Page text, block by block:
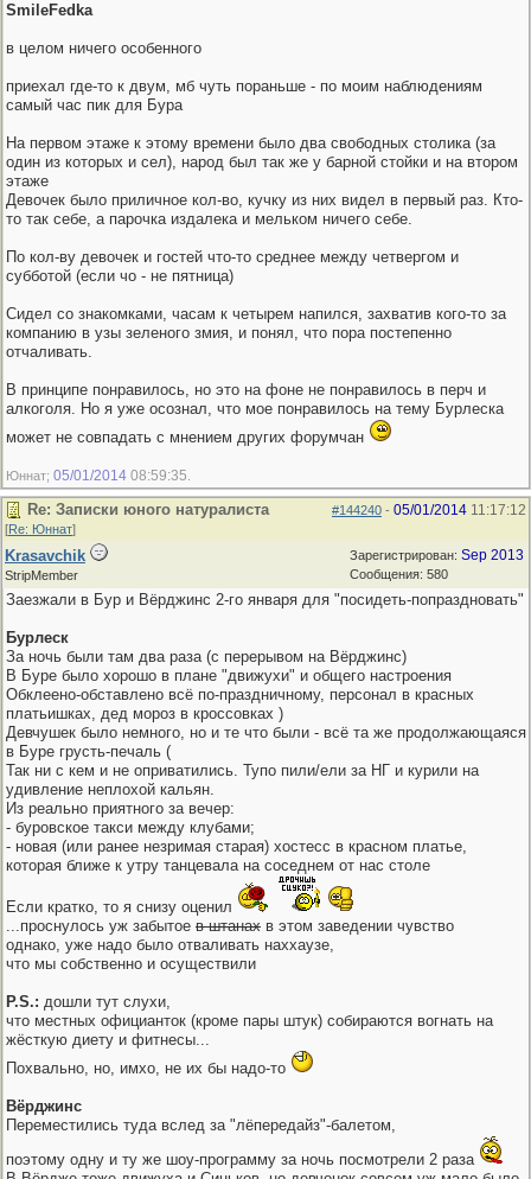
SmileFedka
в целом ничего особенного
приехал где-то к двум, мб чуть пораньше - по моим наблюдениям
самый час пик для Бура
На первом этаже к этому времени было два свободных столика (за
один из которых и сел), народ был так же у барной стойки и на втором
этаже
Девочек было приличное кол-во, кучку из них видел в первый раз. Кто-
то так себе, а парочка издалека и мельком ничего себе.
По кол-ву девочек и гостей что-то среднее между четвергом и
субботой (если чо - не пятница)
Сидел со знакомками, часам к четырем напился, захватив кого-то за
компанию в узы зеленого змия, и понял, что пора постепенно
отчаливать.
В принципе понравилось, но это на фоне не понравилось в перч и
алкоголя. Но я уже осознал, что мое понравилось на тему Бурлеска
может не совпадать с мнением других форумчан
Юннат; 05/01/2014 08:59:35
#144240 - 05/01/2014 11:17:12
Re: Записки юного натуралиста
[Re: Юннат]
Зарегистрирован: Sep 2013
Сообщения: 580
Krasavchik
StripMember
Заезжали в Бур и Вёрджинс 2-го января для "посидеть-попраздновать"
Бурлеск
За ночь были там два раза (с перерывом на Вёрджинс)
В Буре было хорошо в плане "движухи" и общего настроения
Обклеено-обставлено всё по-праздничному, персонал в красных
платьишках, дед мороз в кроссовках )
Девчушек было немного, но и те что были - всё та же продолжающаяся
в Буре грусть-печаль (
Так ни с кем и не оприватились. Тупо пили/ели за НГ и курили на
удивление неплохой кальян.
Из реально приятного за вечер:
- буровское такси между клубами;
- новая (или ранее незримая старая) хостесс в красном платье,
которая ближе к утру танцевала на соседнем от нас столе
Если кратко, то я снизу оценил
...проснулось уж забытое в штанах в этом заведении чувство
однако, уже надо было отваливать наххаузе,
что мы собственно и осуществили
P.S.: дошли тут слухи,
что местных официанток (кроме пары штук) собираются вогнать на
жёсткую диету и фитнесы...
Похвально, но, имхо, не их бы надо-то
Вёрджинс
Переместились туда вслед за "лёпередайз"-балетом,
поэтому одну и ту же шоу-программу за ночь посмотрели 2 раза